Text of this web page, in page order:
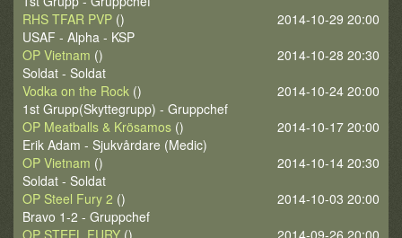
2014-10-29 20:00
RHS TFAR PVP ()
USAF - Alpha - KSP
2014-10-28 20:30
OP Vietnam ()
Soldat - Soldat
2014-10-24 20:00
Vodka on the Rock ()
1st Grupp(Skyttegrupp) - Gruppchef
2014-10-17 20:00
OP Meatballs & Krösamos ()
Erik Adam - Sjukvårdare (Medic)
2014-10-14 20:30
OP Vietnam ()
Soldat - Soldat
2014-10-03 20:00
OP Steel Fury 2 ()
Bravo 1-2 - Gruppchef
2014-09-26 20:00
OP STEEL FURY ()